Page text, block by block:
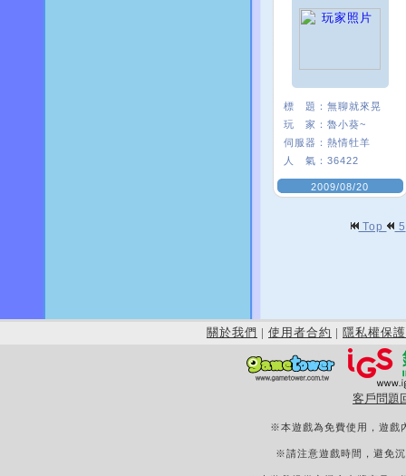
標 題： 無聊就來晃
玩 家： 魯小葵~
伺服器： 熱情牡羊
人 氣： 36422
2009/08/20
Top 5
關於我們 | 使用者合約 | 隱私權保護
客戶問題
※本遊戲為免費使用，遊戲
※請注意遊戲時間，避免